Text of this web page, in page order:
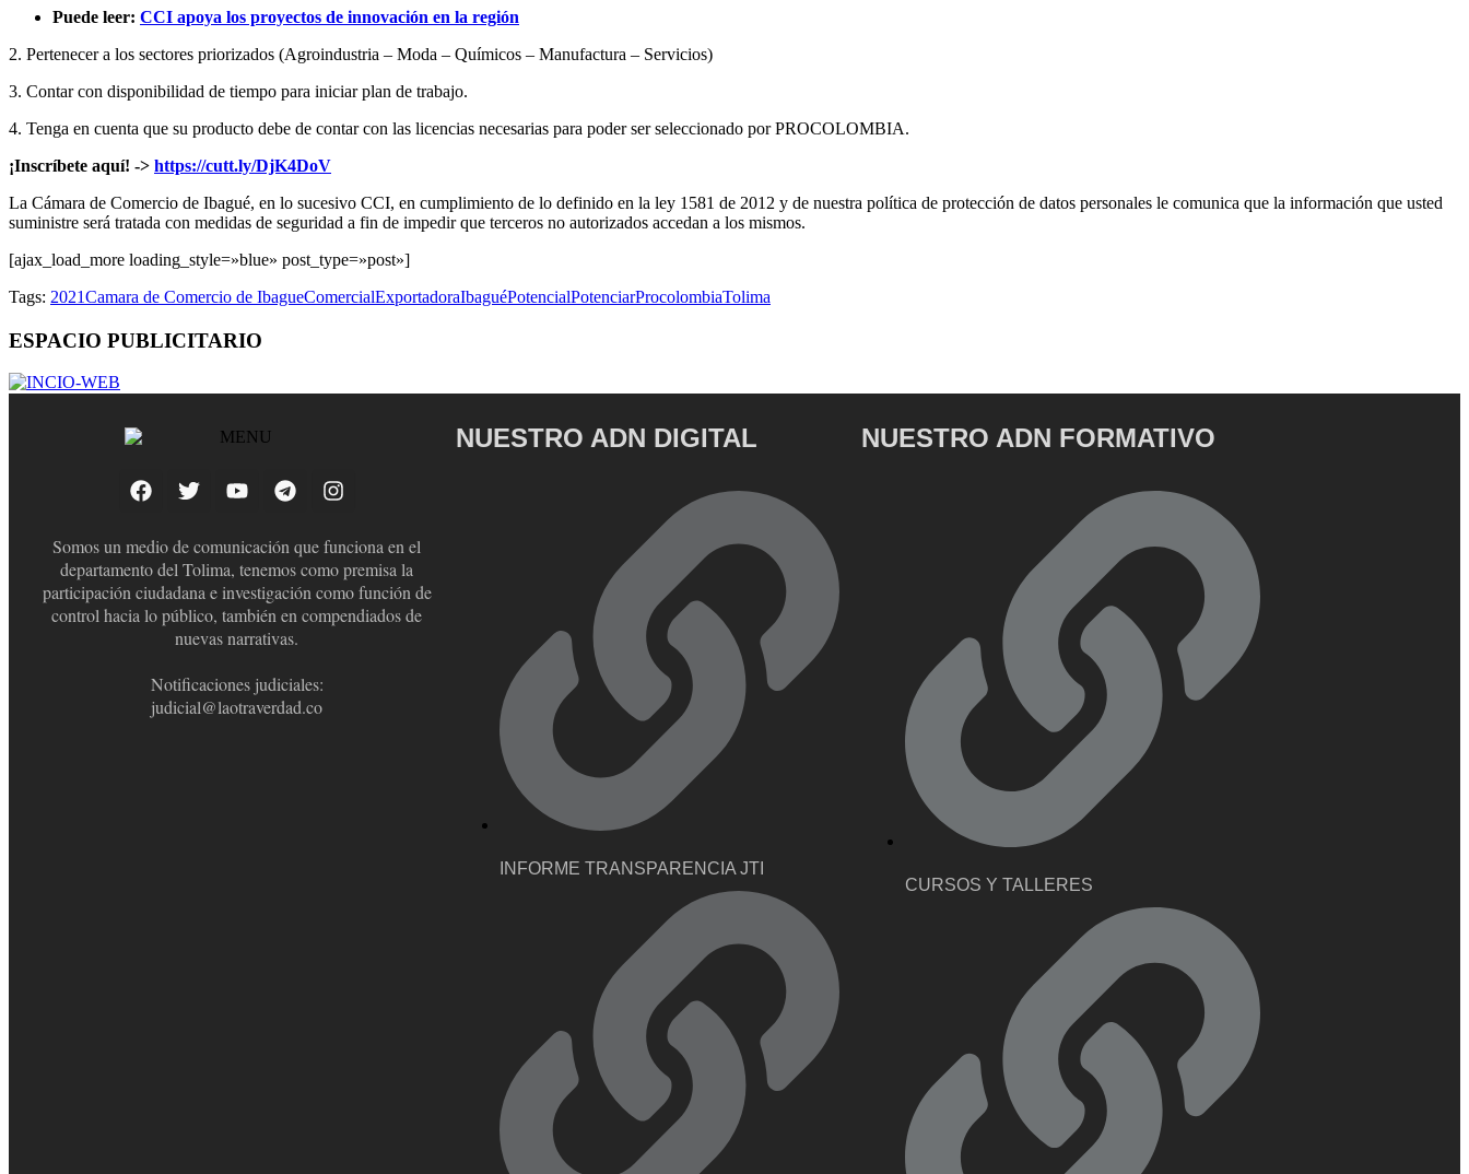
Puede leer: CCI apoya los proyectos de innovación en la región
2. Pertenecer a los sectores priorizados (Agroindustria – Moda – Químicos – Manufactura – Servicios)
3. Contar con disponibilidad de tiempo para iniciar plan de trabajo.
4. Tenga en cuenta que su producto debe de contar con las licencias necesarias para poder ser seleccionado por PROCOLOMBIA.
¡Inscríbete aquí! -> https://cutt.ly/DjK4DoV
La Cámara de Comercio de Ibagué, en lo sucesivo CCI, en cumplimiento de lo definido en la ley 1581 de 2012 y de nuestra política de protección de datos personales le comunica que la información que usted
suministre será tratada con medidas de seguridad a fin de impedir que terceros no autorizados accedan a los mismos.
[ajax_load_more loading_style=»blue» post_type=»post»]
Tags: 2021Camara de Comercio de IbagueComercialExportadoraIbaguéPotencialPotenciarProcolombiaTolima
ESPACIO PUBLICITARIO
Somos un medio de comunicación que funciona en el
departamento del Tolima, tenemos como premisa la
participación ciudadana e investigación como función de
control hacia lo público, también en compendiados de
nuevas narrativas.
Notificaciones judiciales:
judicial@laotraverdad.co
NUESTRO ADN DIGITAL
INFORME TRANSPARENCIA JTI
NUESTRO ADN FORMATIVO
CURSOS Y TALLERES